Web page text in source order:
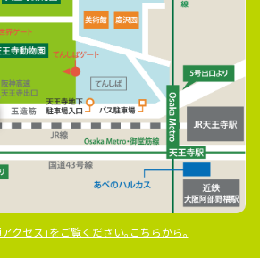
クセス｣をご覧ください｡こちらから｡